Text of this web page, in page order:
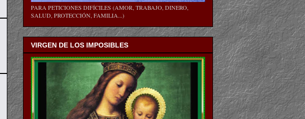
PARA PETICIONES DIFÍCILES (AMOR, TRABAJO, DINERO,
SALUD, PROTECCIÓN, FAMILIA...)
VIRGEN DE LOS IMPOSIBLES